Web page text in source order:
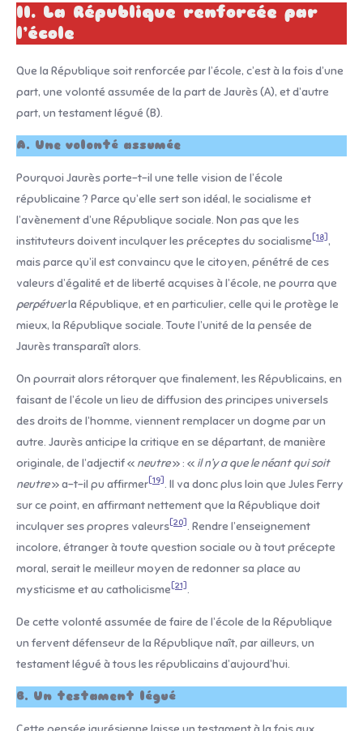
II. La République renforcée par
l’école
Que la République soit renforcée par l’école, c’est à la fois d’une
part, une volonté assumée de la part de Jaurès (A), et d’autre
part, un testament légué (B).
A. Une volonté assumée
Pourquoi Jaurès porte-t-il une telle vision de l’école
républicaine ? Parce qu’elle sert son idéal, le socialisme et
l’avènement d’une République sociale. Non pas que les
instituteurs doivent inculquer les préceptes du socialisme [18] ,
mais parce qu’il est convaincu que le citoyen, pénétré de ces
valeurs d’égalité et de liberté acquises à l’école, ne pourra que
perpétuerla République, et en particulier, celle qui le protège le
mieux, la République sociale. Toute l’unité de la pensée de
Jaurès transparaît alors.
On pourrait alors rétorquer que finalement, les Républicains, en
faisant de l’école un lieu de diffusion des principes universels
des droits de l’homme, viennent remplacer un dogme par un
autre. Jaurès anticipe la critique en se départant, de manière
originale, de l’adjectif « neutre» : « il n’y a que le néant qui soit
neutre» a-t-il pu affirmer [19] . Il va donc plus loin que Jules Ferry
sur ce point, en affirmant nettement que la République doit
inculquer ses propres valeurs [20] . Rendre l’enseignement
incolore, étranger à toute question sociale ou à tout précepte
moral, serait le meilleur moyen de redonner sa place au
mysticisme et au catholicisme [21] .
De cette volonté assumée de faire de l’école de la République
un fervent défenseur de la République naît, par ailleurs, un
testament légué à tous les républicains d’aujourd’hui.
B. Un testament légué